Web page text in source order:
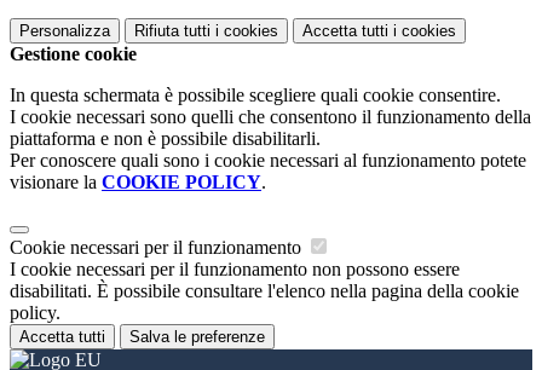
Personalizza Rifiuta tutti i cookies Accetta tutti i cookies
Gestione cookie
In questa schermata è possibile scegliere quali cookie consentire.
I cookie necessari sono quelli che consentono il funzionamento della
piattaforma e non è possibile disabilitarli.
Per conoscere quali sono i cookie necessari al funzionamento potete
visionare la COOKIE POLICY.
Cookie necessari per il funzionamento
I cookie necessari per il funzionamento non possono essere
disabilitati. È possibile consultare l'elenco nella pagina della cookie
policy.
Accetta tutti Salva le preferenze